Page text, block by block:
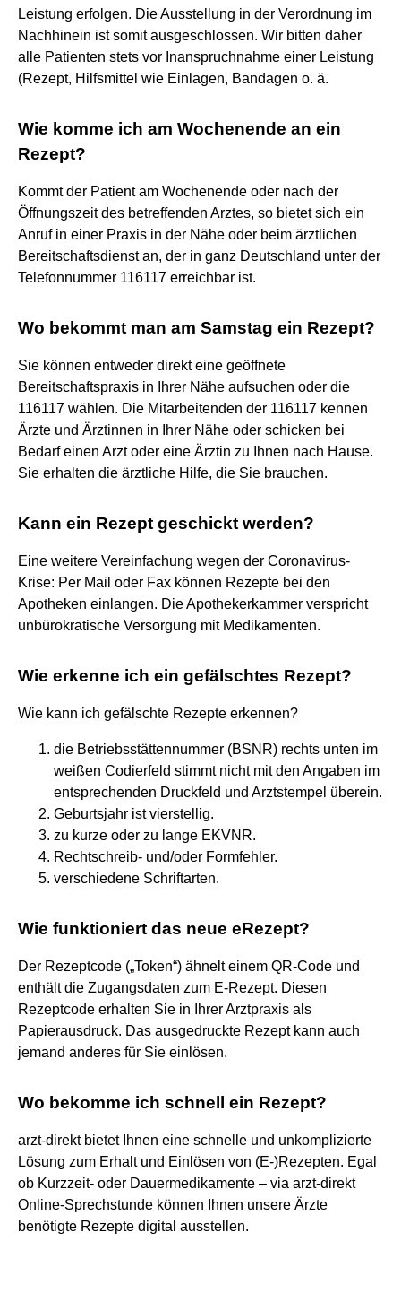
Leistung erfolgen. Die Ausstellung in der Verordnung im
Nachhinein ist somit ausgeschlossen. Wir bitten daher
alle Patienten stets vor Inanspruchnahme einer Leistung
(Rezept, Hilfsmittel wie Einlagen, Bandagen o. ä.
Wie komme ich am Wochenende an ein
Rezept?
Kommt der Patient am Wochenende oder nach der
Öffnungszeit des betreffenden Arztes, so bietet sich ein
Anruf in einer Praxis in der Nähe oder beim ärztlichen
Bereitschaftsdienst an, der in ganz Deutschland unter der
Telefonnummer 116117 erreichbar ist.
Wo bekommt man am Samstag ein Rezept?
Sie können entweder direkt eine geöffnete
Bereitschaftspraxis in Ihrer Nähe aufsuchen oder die
116117 wählen. Die Mitarbeitenden der 116117 kennen
Ärzte und Ärztinnen in Ihrer Nähe oder schicken bei
Bedarf einen Arzt oder eine Ärztin zu Ihnen nach Hause.
Sie erhalten die ärztliche Hilfe, die Sie brauchen.
Kann ein Rezept geschickt werden?
Eine weitere Vereinfachung wegen der Coronavirus-
Krise: Per Mail oder Fax können Rezepte bei den
Apotheken einlangen. Die Apothekerkammer verspricht
unbürokratische Versorgung mit Medikamenten.
Wie erkenne ich ein gefälschtes Rezept?
Wie kann ich gefälschte Rezepte erkennen?
die Betriebsstättennummer (BSNR) rechts unten im
weißen Codierfeld stimmt nicht mit den Angaben im
entsprechenden Druckfeld und Arztstempel überein.
Geburtsjahr ist vierstellig.
zu kurze oder zu lange EKVNR.
Rechtschreib- und/oder Formfehler.
verschiedene Schriftarten.
Wie funktioniert das neue eRezept?
Der Rezeptcode („Token“) ähnelt einem QR-Code und
enthält die Zugangsdaten zum E-Rezept. Diesen
Rezeptcode erhalten Sie in Ihrer Arztpraxis als
Papierausdruck. Das ausgedruckte Rezept kann auch
jemand anderes für Sie einlösen.
Wo bekomme ich schnell ein Rezept?
arzt-direkt bietet Ihnen eine schnelle und unkomplizierte
Lösung zum Erhalt und Einlösen von (E-)Rezepten. Egal
ob Kurzzeit- oder Dauermedikamente – via arzt-direkt
Online-Sprechstunde können Ihnen unsere Ärzte
benötigte Rezepte digital ausstellen.